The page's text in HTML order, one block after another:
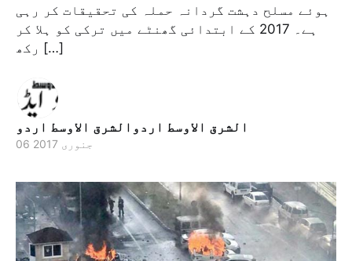
ہوئے مسلح دہشت گردانہ حملہ کی تحقیقات کر رہی
ہے۔ 2017 کے ابتدائی گھنٹے میں ترکی کو ہلا کر
رکھ […]
الشرق الاوسط اردوالشرق الاوسط اردو
06 جنوری 2017